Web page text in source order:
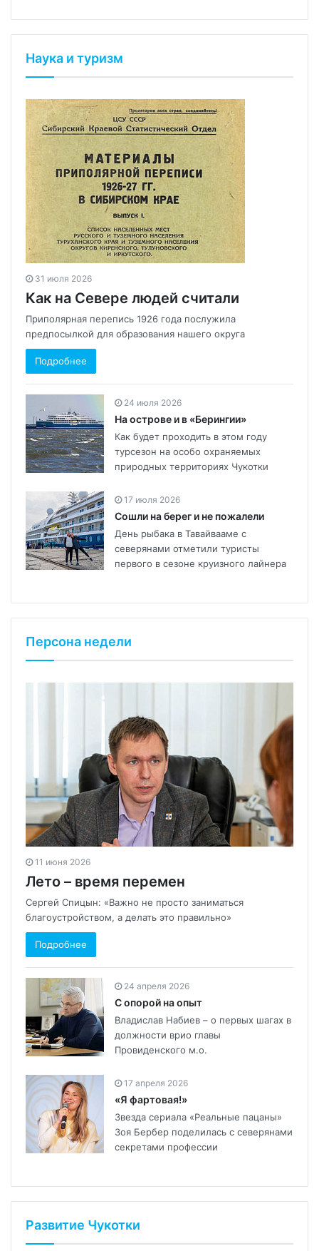
Наука и туризм
31 июля 2026
Как на Севере людей считали
Приполярная перепись 1926 года послужила
предпосылкой для образования нашего округа
Подробнее
24 июля 2026
На острове и в «Берингии»
Как будет проходить в этом году
турсезон на особо охраняемых
природных территориях Чукотки
17 июля 2026
Сошли на берег и не пожалели
День рыбака в Тавайвааме с
северянами отметили туристы
первого в сезоне круизного лайнера
Персона недели
11 июня 2026
Лето – время перемен
Сергей Спицын: «Важно не просто заниматься
благоустройством, а делать это правильно»
Подробнее
24 апреля 2026
С опорой на опыт
Владислав Набиев – о первых шагах в
должности врио главы
Провиденского м.о.
17 апреля 2026
«Я фартовая!»
Звезда сериала «Реальные пацаны»
Зоя Бербер поделилась с северянами
секретами профессии
Развитие Чукотки